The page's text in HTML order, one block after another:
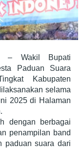
Wakil Bupati
Paduan Suara
Kabupaten
selama
2025 di Halaman
dengan berbagai
penampilan band
paduan suara dari